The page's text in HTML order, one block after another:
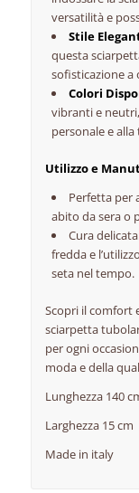
versatilità e
Stile
questa
sofisticazione a
Colori
vibranti e
personale e
Utilizzo e
Perfetta per
abito da sera o
Cura
fredda e
seta nel tempo.
Scopri il comfort
sciarpetta
per ogni
moda e della
Lunghezza 140
Larghezza 15 cm
Made in italy